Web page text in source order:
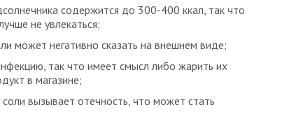
содержится до 300-400 ккал, так что
не увлекаться;
может негативно сказать на внешнем виде;
так что имеет смысл либо жарить их
в магазине;
вызывает отечность, что может стать